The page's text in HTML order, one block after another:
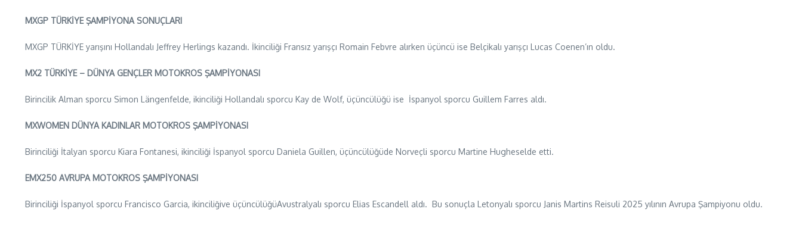
MXGP TÜRKİYE ŞAMPİYONA SONUÇLARI
MXGP TÜRKİYE yarışını Hollandalı Jeffrey Herlings kazandı. İkinciliği Fransız yarışçı Romain Febvre alırken üçüncü ise Belçikalı yarışçı Lucas Coenen’ın oldu.
MX2 TÜRKİYE – DÜNYA GENÇLER MOTOKROS ŞAMPİYONASI
Birincilik Alman sporcu Simon Längenfelde, ikinciliği Hollandalı sporcu Kay de Wolf, üçüncülüğü ise İspanyol sporcu Guillem Farres aldı.
MXWOMEN DÜNYA KADINLAR MOTOKROS ŞAMPİYONASI
Birinciliği İtalyan sporcu Kiara Fontanesi, ikinciliği İspanyol sporcu Daniela Guillen, üçüncülüğüde Norveçli sporcu Martine Hugheselde etti.
EMX250 AVRUPA MOTOKROS ŞAMPİYONASI
Birinciliği İspanyol sporcu Francisco Garcia, ikinciliğive üçüncülüğüAvustralyalı sporcu Elias Escandell aldı. Bu sonuçla Letonyalı sporcu Janis Martins Reisuli 2025 yılının Avrupa Şampiyonu oldu.